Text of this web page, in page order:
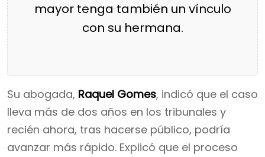
mayor tenga también un vínculo
con su hermana.
Su abogada, Raquel Gomes, indicó que el caso
lleva más de dos años en los tribunales y
recién ahora, tras hacerse público, podría
avanzar más rápido. Explicó que el proceso